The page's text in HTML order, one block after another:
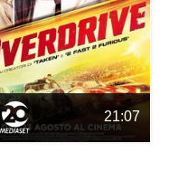
21:07